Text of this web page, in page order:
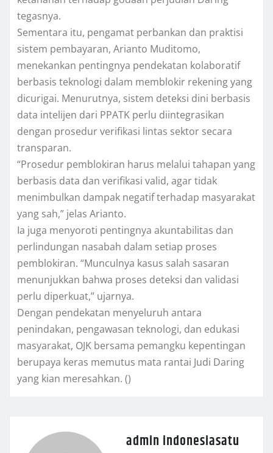
tegasnya.
Sementara itu, pengamat perbankan dan praktisi
sistem pembayaran, Arianto Muditomo,
menekankan pentingnya pendekatan kolaboratif
berbasis teknologi dalam memblokir rekening yang
dicurigai. Menurutnya, sistem deteksi dini berbasis
data intelijen dari PPATK perlu diintegrasikan
dengan prosedur verifikasi lintas sektor secara
transparan.
“Prosedur pemblokiran harus melalui tahapan yang
berbasis data dan verifikasi valid, agar tidak
menimbulkan dampak negatif terhadap masyarakat
yang sah,” jelas Arianto.
Ia juga menyoroti pentingnya akuntabilitas dan
perlindungan nasabah dalam setiap proses
pemblokiran. “Munculnya kasus salah sasaran
menunjukkan bahwa proses deteksi dan validasi
perlu diperkuat,” ujarnya.
Dengan pendekatan menyeluruh antara
penindakan, pengawasan teknologi, dan edukasi
masyarakat, OJK bersama pemangku kepentingan
berupaya keras memutus mata rantai Judi Daring
yang kian meresahkan. ()
admin indonesiasatu